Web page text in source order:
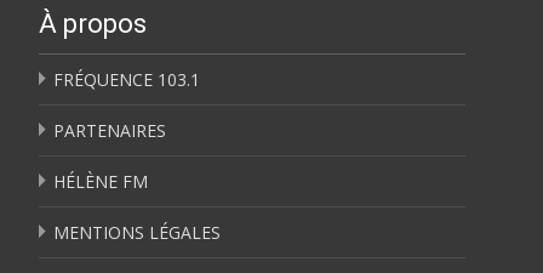
À propos
FRÉQUENCE 103.1
PARTENAIRES
HÉLÈNE FM
MENTIONS LÉGALES